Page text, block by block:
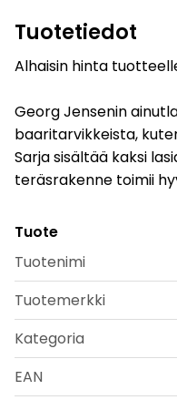
Tuotetiedot
Alhaisin hinta
Georg Jensenin
baaritarvikkeista,
Sarja sisältää kaksi
teräsrakenne toimii
Tuote
Tuotenimi
Tuotemerkki
Kategoria
EAN